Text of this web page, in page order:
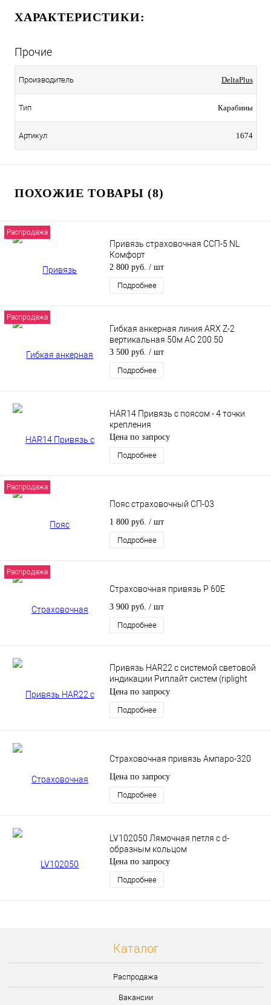
ХАРАКТЕРИСТИКИ:
Прочие
Производитель DeltaPlus
Тип Карабины
Артикул 1674
ПОХОЖИЕ ТОВАРЫ (8)
Распродажа
Привязь страховочная ССП-5 NL
Комфорт
2 800 руб. / шт
Подробнее
Распродажа
Гибкая анкерная линия ARX Z-2
вертикальная 50м AC 200 50
3 500 руб. / шт
Подробнее
HAR14 Привязь с поясом - 4 точки
крепления
Цена по запросу
Подробнее
Распродажа
Пояс страховочный СП-03
1 800 руб. / шт
Подробнее
Распродажа
Страховочная привязь P 60E
3 900 руб. / шт
Подробнее
Привязь HAR22 с системой световой
индикации Риплайт систем (riplight
system II) - 2 точки крепления
Цена по запросу
Подробнее
Страховочная привязь Ампаро-320
Цена по запросу
Подробнее
LV102050 Лямочная петля с d-
образным кольцом
Цена по запросу
Подробнее
Каталог
Распродажа
Вакансии